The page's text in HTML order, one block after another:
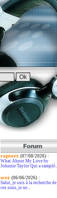
raptorz (07/08/2026):
What About My Love by
Johnnie Taylor Qui a
scez (06/06/2026):
Salut, je suis à la recherche de
ces sons, je ne...